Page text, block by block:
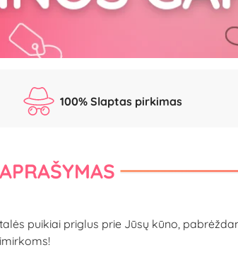
100% Slaptas pirkimas
puikiai priglus prie Jūsų kūno,